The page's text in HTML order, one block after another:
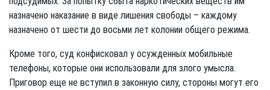
назначено наказание в виде лишения свободы – каждому
назначено от шести до восьми лет колонии общего режима.
Кроме того, суд конфисковал у осужденных мобильные
телефоны, которые они использовали для злого умысла.
Приговор еще не вступил в законную силу, стороны могут его